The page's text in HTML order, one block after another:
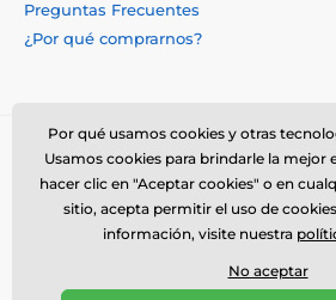
Preguntas Frecuentes
¿Por qué comprarnos?
© 2026 www.trophymonster.mx ⦁ Tienda
Por qué usamos cookies y otras
Usamos cookies para brindarle la mejor
hacer clic en "Aceptar cookies" o en
sitio, acepta permitir el uso de
información, visite nuestra
No aceptar